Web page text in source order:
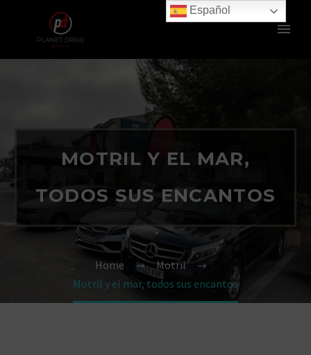
MOTRIL Y EL MAR,
TODOS SUS ENCANTOS
Home
Motril
Motril y el mar, todos sus encantos
Español